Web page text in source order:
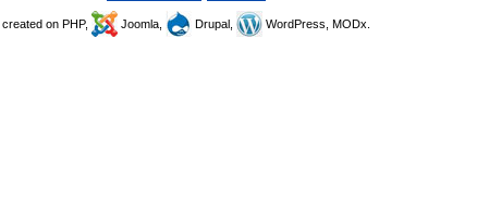
, created on PHP, Joomla, Drupal, WordPress, MODx.